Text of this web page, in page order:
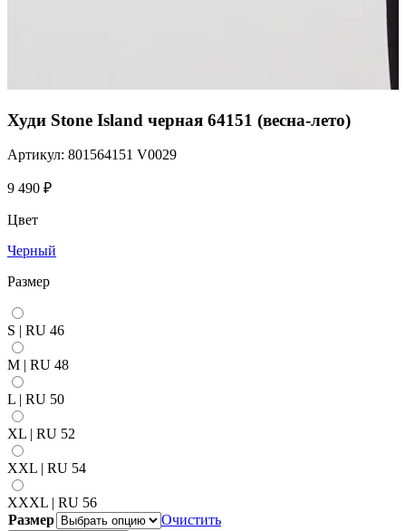
Худи Stone Island черная 64151 (весна-лето)
Артикул: 801564151 V0029
9 490 ₽
Цвет
Черный
Размер
S | RU 46
M | RU 48
L | RU 50
XL | RU 52
XXL | RU 54
XXXL | RU 56
Размер
Очистить